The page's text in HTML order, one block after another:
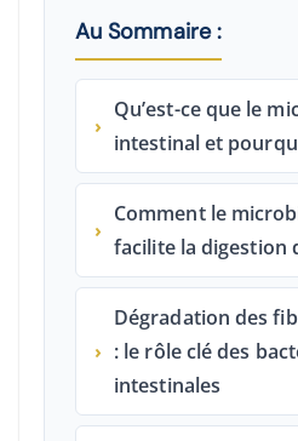
Au Sommaire :
›
Qu’est-ce que le
intestinal et
›
Comment le
facilite la digestion
›
Dégradation des
: le rôle clé des
intestinales